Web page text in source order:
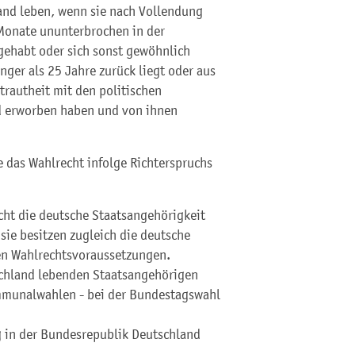
leben, wenn sie nach Vollendung
ununterbrochen in der
oder sich sonst gewöhnlich
als 25 Jahre zurück liegt oder aus
mit den politischen
haben und von ihnen
das Wahlrecht infolge Richterspruchs
die deutsche Staatsangehörigkeit
besitzen zugleich die deutsche
Wahlrechtsvoraussetzungen.
lebenden Staatsangehörigen
- bei der Bundestagswahl
der Bundesrepublik Deutschland